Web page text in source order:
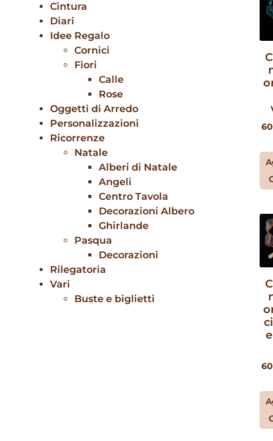
Cintura
Diari
Idee Regalo
Cornici
Fiori
Calle
Rose
Oggetti di Arredo
Personalizzazioni
Ricorrenze
Natale
Alberi di Natale
Angeli
Centro Tavola
Decorazioni Albero
Ghirlande
Pasqua
Decorazioni
Rilegatoria
Vari
Buste e biglietti